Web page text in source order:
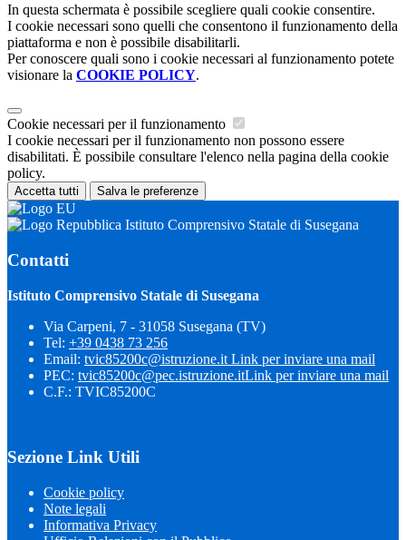
In questa schermata è possibile scegliere quali cookie consentire.
I cookie necessari sono quelli che consentono il funzionamento della
piattaforma e non è possibile disabilitarli.
Per conoscere quali sono i cookie necessari al funzionamento potete
visionare la COOKIE POLICY.
Cookie necessari per il funzionamento
I cookie necessari per il funzionamento non possono essere
disabilitati. È possibile consultare l'elenco nella pagina della cookie
policy.
Accetta tutti Salva le preferenze
Istituto Comprensivo Statale di Susegana
Contatti
Istituto Comprensivo Statale di Susegana
Via Carpeni, 7 - 31058 Susegana (TV)
Tel: +39 0438 73 256
Email: tvic85200c@istruzione.it Link per inviare una mail
PEC: tvic85200c@pec.istruzione.itLink per inviare una mail
C.F.: TVIC85200C
Sezione Link Utili
Cookie policy
Note legali
Informativa Privacy